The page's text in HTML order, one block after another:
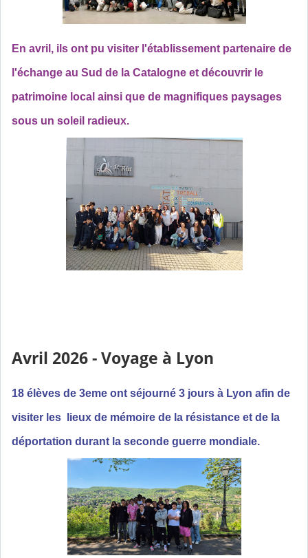
En avril, ils ont pu visiter l'établissement partenaire de
l'échange au Sud de la Catalogne et découvrir le
patrimoine local ainsi que de magnifiques paysages
sous un soleil radieux.
Avril 2026 - Voyage à Lyon
18 élèves de 3eme ont séjourné 3 jours à Lyon afin de
visiter les lieux de mémoire de la résistance et de la
déportation durant la seconde guerre mondiale.